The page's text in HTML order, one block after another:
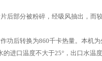
后部分被粉碎，经吸风抽出，而
功后转换为860千卡热量。本机
进口温度不大于25°，出口水温